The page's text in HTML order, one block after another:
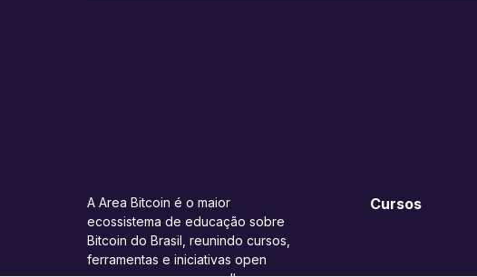
A Area Bitcoin é o maior
ecossistema de educação sobre
Bitcoin do Brasil, reunindo cursos,
ferramentas e iniciativas open
Cursos